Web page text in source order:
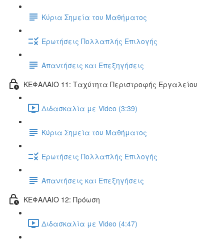
Κύρια Σημεία του Μαθήματος
Ερωτήσεις Πολλαπλής Επιλογής
Απαντήσεις και Επεξηγήσεις
ΚΕΦΑΛΑΙΟ 11: Ταχύτητα Περιστροφής Εργαλείου
Διδασκαλία με Video (3:39)
Κύρια Σημεία του Μαθήματος
Ερωτήσεις Πολλαπλής Επιλογής
Απαντήσεις και Επεξηγήσεις
ΚΕΦΑΛΑΙΟ 12: Πρόωση
Διδασκαλία με Video (4:47)